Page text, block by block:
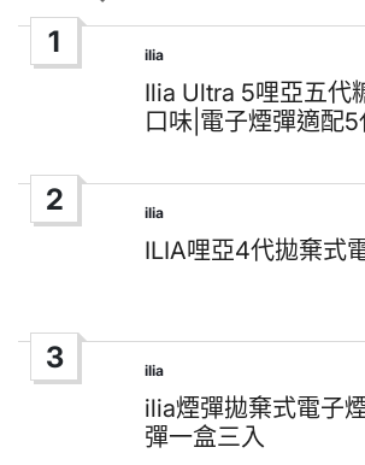
1
Posted
in
ilia
Ilia Ultra 5哩亞五代
口味|電子煙彈適配
2
Posted
in
ilia
ILIA哩亞4代拋棄式
3
Posted
in
ilia
ilia煙彈拋棄式電子
彈一盒三入